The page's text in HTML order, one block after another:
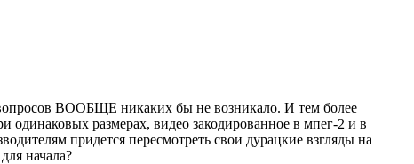
ВООБЩЕ никаких бы не возникало. И тем более
одинаковых размерах, видео закодированное в мпег-2 и в
придется пересмотреть свои дурацкие взгляды на
начала?